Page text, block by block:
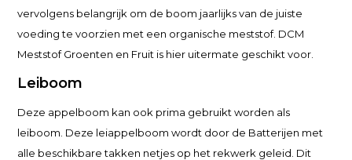
vervolgens belangrijk om de boom jaarlijks van de juiste
voeding te voorzien met een organische meststof. DCM
Meststof Groenten en Fruit is hier uitermate geschikt voor.
Leiboom
Deze appelboom kan ook prima gebruikt worden als
leiboom. Deze leiappelboom wordt door de Batterijen met
alle beschikbare takken netjes op het rekwerk geleid. Dit